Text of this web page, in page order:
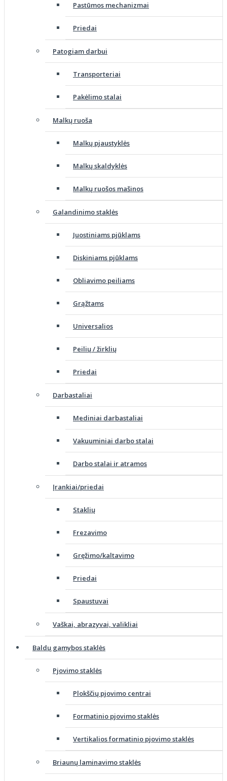
Pastūmos mechanizmai
Priedai
Patogiam darbui
Transporteriai
Pakėlimo stalai
Malkų ruoša
Malkų pjaustyklės
Malkų skaldyklės
Malkų ruošos mašinos
Galandinimo staklės
Juostiniams pjūklams
Diskiniams pjūklams
Obliavimo peiliams
Grąžtams
Universalios
Peilių / žirklių
Priedai
Darbastaliai
Mediniai darbastaliai
Vakuuminiai darbo stalai
Darbo stalai ir atramos
Įrankiai/priedai
Staklių
Frezavimo
Gręžimo/kaltavimo
Priedai
Spaustuvai
Vaškai, abrazyvai, valikliai
Baldų gamybos staklės
Pjovimo staklės
Plokščių pjovimo centrai
Formatinio pjovimo staklės
Vertikalios formatinio pjovimo staklės
Briaunų laminavimo staklės